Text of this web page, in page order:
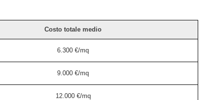
Costo totale medio
6.300 €/mq
9.000 €/mq
12.000 €/mq